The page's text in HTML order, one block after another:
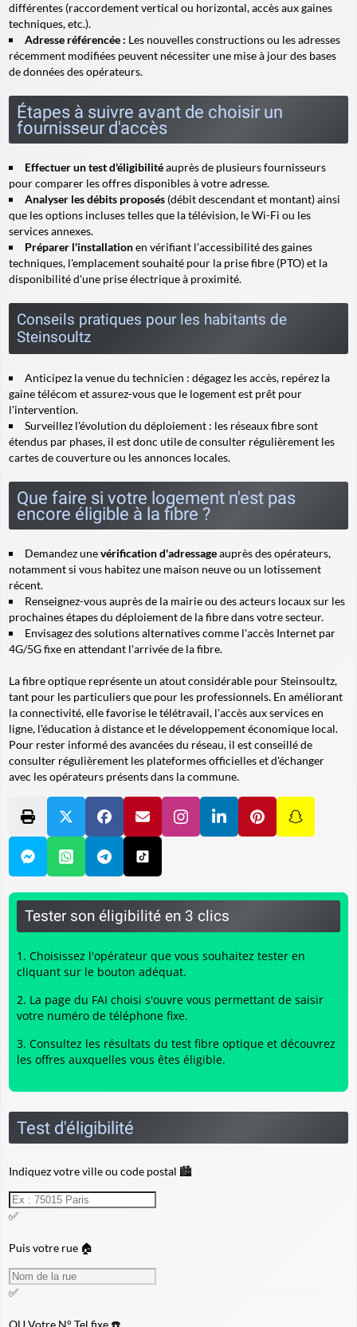
différentes (raccordement vertical ou horizontal, accès aux gaines
techniques, etc.).
Adresse référencée : Les nouvelles constructions ou les adresses
récemment modifiées peuvent nécessiter une mise à jour des bases
de données des opérateurs.
Étapes à suivre avant de choisir un
fournisseur d'accès
Effectuer un test d'éligibilitéauprès de plusieurs fournisseurs
pour comparer les offres disponibles à votre adresse.
Analyser les débits proposés (débit descendant et montant) ainsi
que les options incluses telles que la télévision, le Wi-Fi ou les
services annexes.
Préparer l'installationen vérifiant l'accessibilité des gaines
techniques, l'emplacement souhaité pour la prise fibre (PTO) et la
disponibilité d'une prise électrique à proximité.
Conseils pratiques pour les habitants de
Steinsoultz
Anticipez la venue du technicien : dégagez les accès, repérez la
gaine télécom et assurez-vous que le logement est prêt pour
l'intervention.
Surveillez l'évolution du déploiement : les réseaux fibre sont
étendus par phases, il est donc utile de consulter régulièrement les
cartes de couverture ou les annonces locales.
Que faire si votre logement n'est pas
encore éligible à la fibre ?
Demandez unevérification d'adressageauprès des opérateurs,
notamment si vous habitez une maison neuve ou un lotissement
récent.
Renseignez-vous auprès de la mairie ou des acteurs locaux sur les
prochaines étapes du déploiement de la fibre dans votre secteur.
Envisagez des solutions alternatives comme l'accès Internet par
4G/5G fixe en attendant l'arrivée de la fibre.
La fibre optique représente un atout considérable pour Steinsoultz,
tant pour les particuliers que pour les professionnels. En améliorant
la connectivité, elle favorise le télétravail, l'accès aux services en
ligne, l'éducation à distance et le développement économique local.
Pour rester informé des avancées du réseau, il est conseillé de
consulter régulièrement les plateformes officielles et d'échanger
avec les opérateurs présents dans la commune.
Tester son éligibilité en 3 clics
Choisissez l'opérateur que vous souhaitez tester en
cliquant sur le bouton adéquat.
La page du FAI choisi s'ouvre vous permettant de saisir
votre numéro de téléphone fixe.
Consultez les résultats du test fibre optique et découvrez
les offres auxquelles vous êtes éligible.
Test d'éligibilité
Indiquez votre ville ou code postal 🏙️
✅
Puis votre rue 🏠
✅
OUVotre N° Tel fixe ☎️